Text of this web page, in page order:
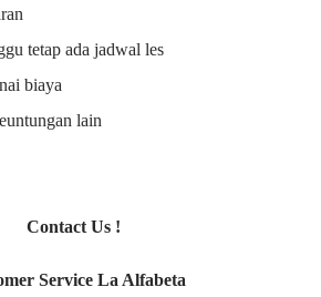
tetap ada jadwal les
biaya
lain
Contact Us !
Service La Alfabeta